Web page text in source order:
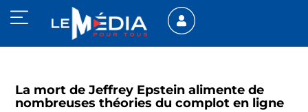
La mort de Jeffrey Epstein alimente de
nombreuses théories du complot en ligne